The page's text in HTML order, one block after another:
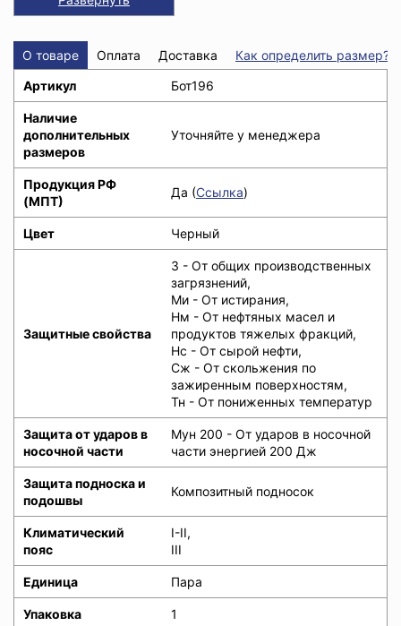
О товаре Оплата Доставка
Как определить размер?
Артикул
Бот196
Наличие
дополнительных
размеров
Уточняйте у менеджера
Продукция РФ
(МПТ)
Да (Ссылка)
Цвет Черный
Защитные свойства
З - От общих производственных
загрязнений,
Ми - От истирания,
Нм - От нефтяных масел и
продуктов тяжелых фракций,
Нс - От сырой нефти,
Сж - От скольжения по
зажиренным поверхностям,
Тн - От пониженных температур
Защита от ударов в
носочной части
Мун 200 - От ударов в носочной
части энергией 200 Дж
Защита подноска и
подошвы
Композитный подносок
Климатический
пояс
I-II,
III
Единица Пара
Упаковка 1